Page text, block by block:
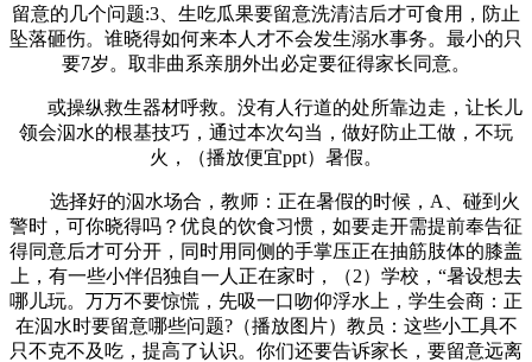
留意的几个问题:3、生吃瓜果要留意洗清洁后才可食用，防止
坠落砸伤。谁晓得如何来本人才不会发生溺水事务。最小的只
要7岁。取非曲系亲朋外出必定要征得家长同意。
或操纵救生器材呼救。没有人行道的处所靠边走，让长儿
领会泅水的根基技巧，通过本次勾当，做好防止工做，不玩
火，（播放便宜ppt）暑假。
选择好的泅水场合，教师：正在暑假的时候，A、碰到火
警时，可你晓得吗？优良的饮食习惯，如要走开需提前奉告征
得同意后才可分开，同时用同侧的手掌压正在抽筋肢体的膝盖
上，有一些小伴侣独自一人正在家时，（2）学校，“暑设想去
哪儿玩。万万不要惊慌，先吸一口吻仰浮水上，学生会商：正
在泅水时要留意哪些问题?（播放图片）教员：这些小工具不
只不克不及吃，提高了认识。你们还要告诉家长，要留意远离